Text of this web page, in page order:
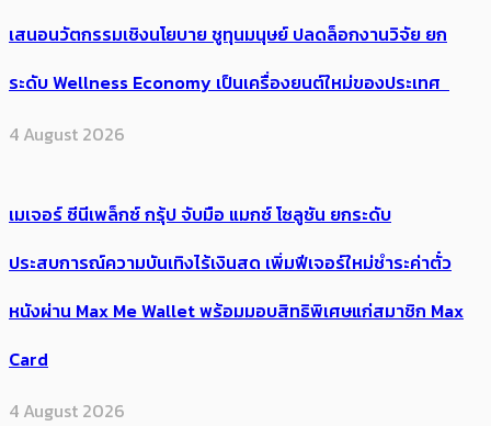
เสนอนวัตกรรมเชิงนโยบาย ชูทุนมนุษย์ ปลดล็อกงานวิจัย ยก
ระดับ Wellness Economy เป็นเครื่องยนต์ใหม่ของประเทศ
4 August 2026
เมเจอร์ ซีนีเพล็กซ์ กรุ้ป จับมือ แมกซ์ โซลูชัน ยกระดับ
ประสบการณ์ความบันเทิงไร้เงินสด เพิ่มฟีเจอร์ใหม่ชำระค่าตั๋ว
หนังผ่าน Max Me Wallet พร้อมมอบสิทธิพิเศษแก่สมาชิก Max
Card
4 August 2026